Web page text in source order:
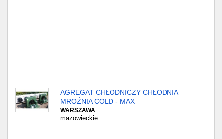
AGREGAT CHŁODNICZY CHŁODNIA
MROŹNIA COLD - MAX
WARSZAWA
mazowieckie